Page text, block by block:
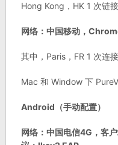
Hong Kong，HK 1 次链
网络：中国移动，
其中，Paris，FR 1 次连
Mac 和 Window 下
Android（手动配置）
网络：中国电信4G，客